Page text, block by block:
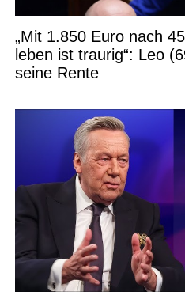
„Mit 1.850 Euro nach
leben ist traurig“: Leo
seine Rente